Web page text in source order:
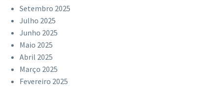
Setembro 2025
Julho 2025
Junho 2025
Maio 2025
Abril 2025
Março 2025
Fevereiro 2025